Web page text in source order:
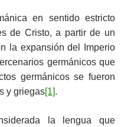
en sentido estricto
de Cristo, a partir de un
la expansión del Imperio
germánicos que
germánicos se fueron
y griegas[1].
la lengua que